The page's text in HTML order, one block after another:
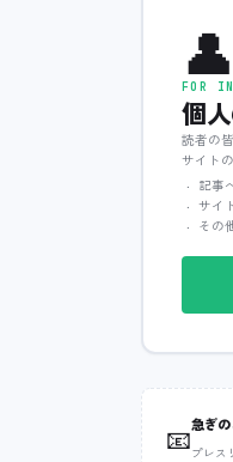
👤
FOR
個
読者の
サイト
記事
サイ
その
📧急ぎ
プレス